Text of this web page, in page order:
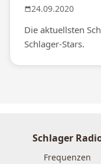
24.09.2020
Die aktuellsten
Schlager-Stars.
Schlager
Frequenzen